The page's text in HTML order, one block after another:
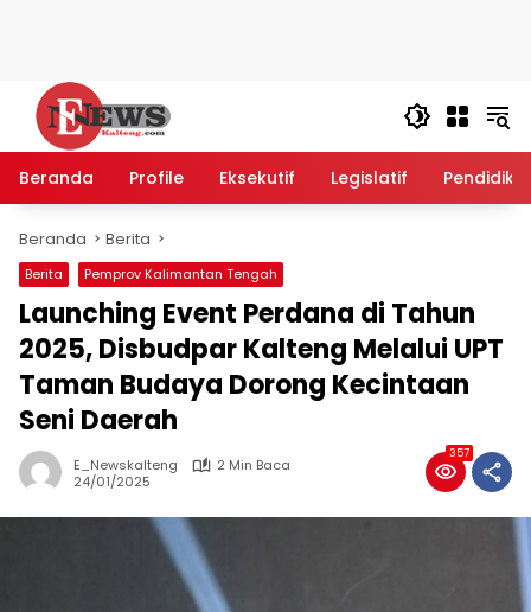
Langsung
konten
Beranda
Profile Eksekutif Legislatif
Beranda Berita
Berita Pemprov Kalimantan Tengah
Launching Event Perdana di Tahun
2025, Disbudpar Kalteng Melalui UPT
Taman Budaya Dorong Kecintaan
Seni Daerah
E_Newskalteng
2 Min Baca
24/01/2025
357